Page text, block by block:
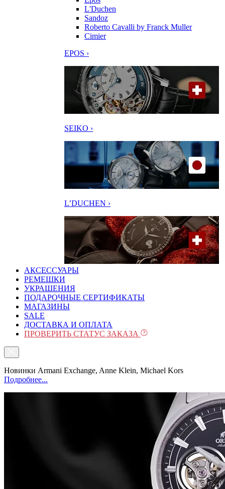
L'Duchen
Sandoz
Roberto Cavalli by Franck Muller
Cimier
EPOS ›
SEIKO ›
L’DUCHEN ›
АКСЕССУАРЫ
РЕМЕШКИ
УКРАШЕНИЯ
ПОДАРОЧНЫЕ СЕРТИФИКАТЫ
МАГАЗИНЫ
SALE
ДОСТАВКА И ОПЛАТА
ПРОВЕРИТЬ СТАТУС ЗАКАЗА
Новинки Armani Exchange, Anne Klein, Michael Kors
Подробнее...